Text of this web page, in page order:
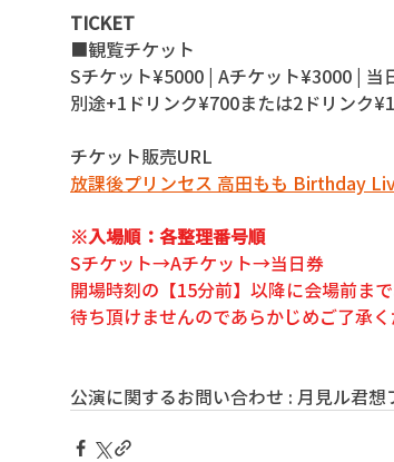
TICKET
■観覧チケット
Sチケット¥5000 | Aチケット¥3000 |
別途+1ドリンク¥700または2ドリンク
チケット販売URL
放課後プリンセス 高田もも Birthday
※入場順：各整理番号順
Sチケット→Aチケット→当日券
開場時刻の【15分前】以降に会場前ま
待ち頂けませんのであらかじめご了承く
公演に関するお問い合わせ : 月見ル君